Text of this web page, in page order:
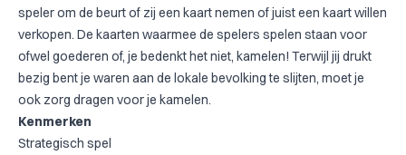
speler om de beurt of zij een kaart nemen of juist een kaart willen
verkopen. De kaarten waarmee de spelers spelen staan voor
ofwel goederen of, je bedenkt het niet, kamelen! Terwijl jij drukt
bezig bent je waren aan de lokale bevolking te slijten, moet je
ook zorg dragen voor je kamelen.
Kenmerken
Strategisch spel